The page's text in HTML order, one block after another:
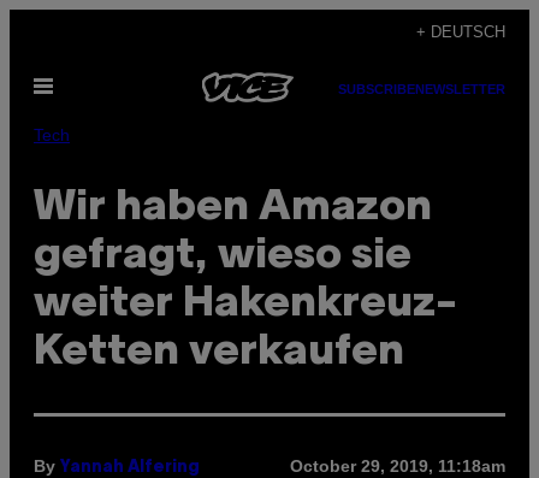
content
+ DEUTSCH
Open
SUBSCRIBENEWSLETTER
Tech
Wir haben Amazon
gefragt, wieso sie
weiter Hakenkreuz-
Ketten verkaufen
By Yannah Alfering October 29, 2019, 11:18am